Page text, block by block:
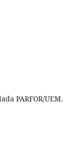
PARFOR/UEM.